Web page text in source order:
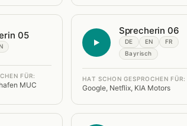
05
FÜR:
MUC
Sprecherin 06
DE EN
FR
Bayrisch
HAT SCHON GESPROCHEN FÜR:
Google, Netflix, KIA Motors